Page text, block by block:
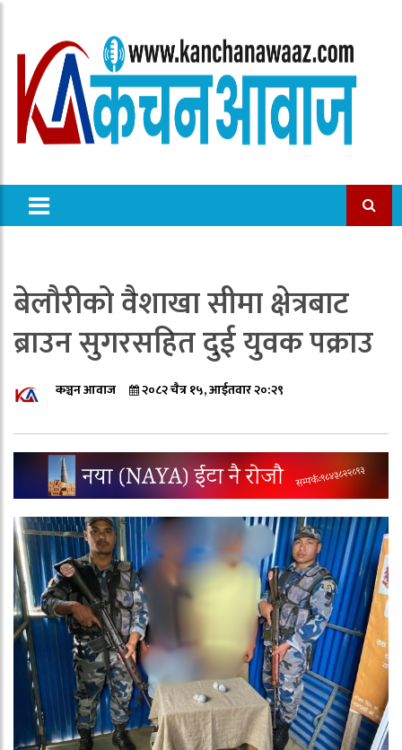
बेलौरीको वैशाखा सीमा क्षेत्रबाट
ब्राउन सुगरसहित दुई युवक पक्राउ
कञ्चन आवाज २०८२ चैत्र १५, आईतवार २०:२९